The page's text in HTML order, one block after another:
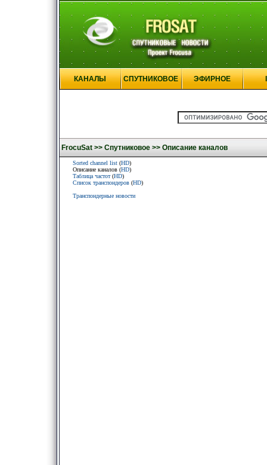
КАНАЛЫ СПУТНИКОВОЕ ЭФИРНОЕ
FrocuSat >> Спутниковое >> Описание каналов
Sorted channel list (HD)
Описание каналов (HD)
Таблица частот(HD)
Список транспондеров (HD)
Транспондерные новости